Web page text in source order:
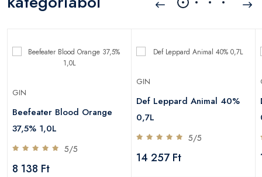
GIN
Beefeater Blood Orange
37,5% 1,0L
5/5
8 138 Ft
GIN
Def Leppard Animal 40%
0,7L
5/5
14 257 Ft